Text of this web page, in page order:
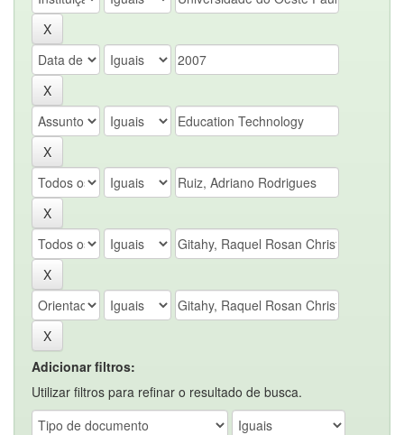
Adicionar filtros:
Utilizar filtros para refinar o resultado de busca.